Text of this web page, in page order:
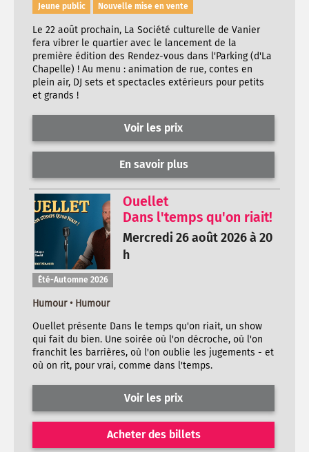
Jeune public Nouvelle mise en vente
Le 22 août prochain, La Société culturelle de Vanier
fera vibrer le quartier avec le lancement de la
première édition des Rendez-vous dans l'Parking (d'La
Chapelle) ! Au menu : animation de rue, contes en
plein air, DJ sets et spectacles extérieurs pour petits
et grands !
Voir les prix
En savoir plus
Ouellet
Dans l'temps qu'on riait!
Mercredi 26 août 2026 à 20
h
Été-Automne 2026
Humour • Humour
Ouellet présente Dans le temps qu'on riait, un show
qui fait du bien. Une soirée où l'on décroche, où l'on
franchit les barrières, où l'on oublie les jugements - et
où on rit, pour vrai, comme dans l'temps.
Voir les prix
Acheter des billets